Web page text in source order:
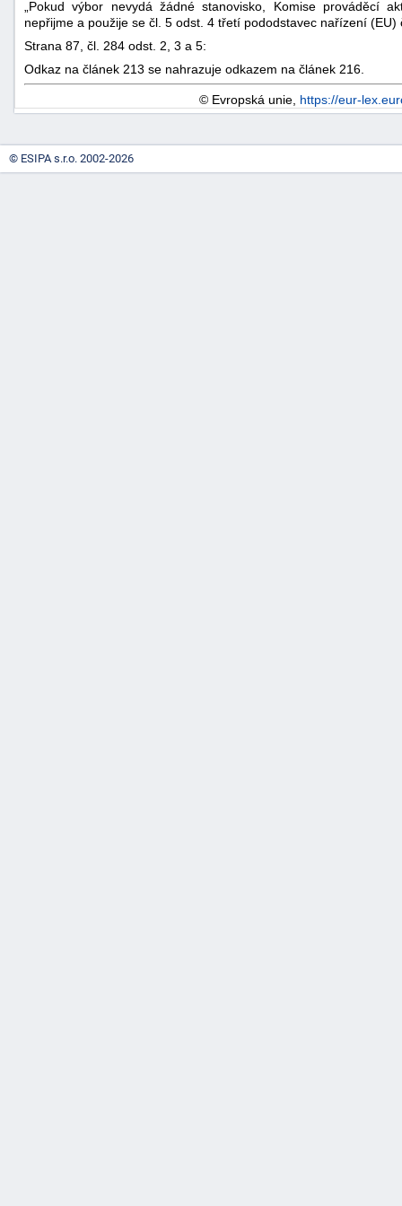
„Pokud výbor nevydá žádné stanovisko, Komise prováděcí
nepřijme a použije se čl. 5 odst. 4 třetí pododstavec nařízení (EU)
Strana 87, čl. 284 odst. 2, 3 a 5:
Odkaz na článek 213 se nahrazuje odkazem na článek 216.
© Evropská unie, https://eur-
© ESIPA s.r.o. 2002-2026